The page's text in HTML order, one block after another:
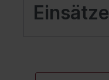
Einsätze